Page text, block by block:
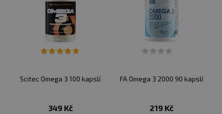
Scitec Omega 3 100 kapslí
349 Kč
FA Omega 3 2000 90 kapslí
219 Kč